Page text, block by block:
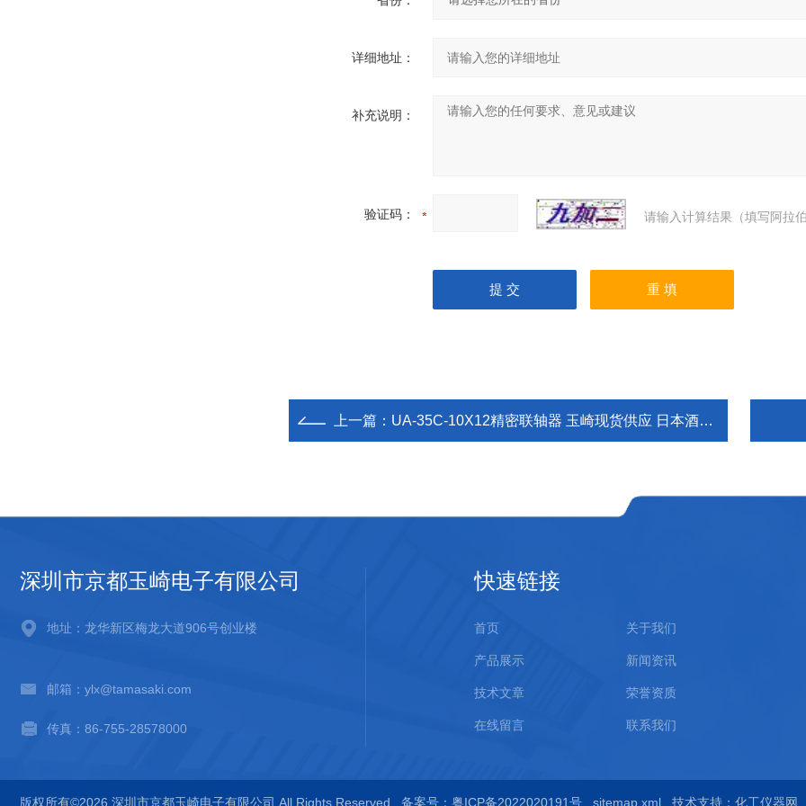
详细地址：
补充说明：
验证码： 请输入计算结果（填写阿拉
上一篇： UA-35C-10X12精密联轴器 玉崎现货供应 日本酒井制造所
深圳市京都玉崎电子有限公司
地址：龙华新区梅龙大道906号创业楼
邮箱：ylx@tamasaki.com
传真：86-755-28578000
快速链接
首页 关于我们
产品展示 新闻资讯
技术文章 荣誉资质
在线留言 联系我们
版权所有©2026 深圳市京都玉崎电子有限公司 All Rights Reserved 备案号：粤ICP备2022020191号 sitemap.xml 技术支持： 化工仪器网